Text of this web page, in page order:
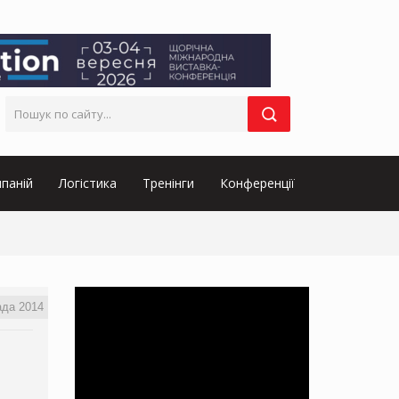
Логістика Тренінги Конференції
2014